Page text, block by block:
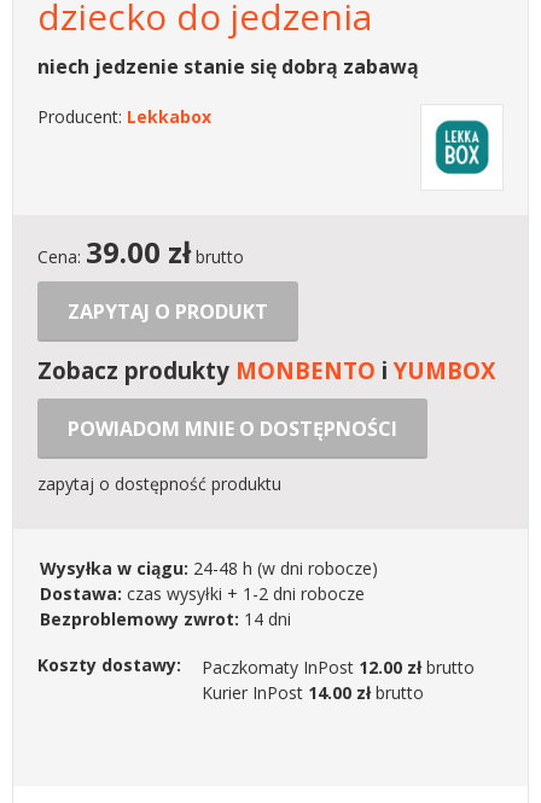
dziecko do jedzenia
niech jedzenie stanie się dobrą zabawą
Producent: Lekkabox
Cena: 39.00 złbrutto
ZAPYTAJ O PRODUKT
Zobacz produkty MONBENTO iYUMBOX
POWIADOM MNIE O DOSTĘPNOŚCI
zapytaj o dostępność produktu
Wysyłka w ciągu: 24-48 h (w dni robocze)
Dostawa: czas wysyłki + 1-2 dni robocze
Bezproblemowy zwrot: 14 dni
Koszty dostawy:
Paczkomaty InPost 12.00 złbrutto
Kurier InPost 14.00 złbrutto